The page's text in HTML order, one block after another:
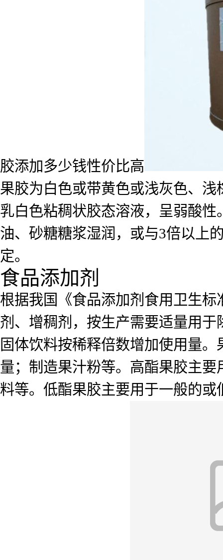
胶添加多少钱性价比高
果胶为白色或带黄色或浅灰色、
乳白色粘稠状胶态溶液，呈弱酸
油、砂糖糖浆湿润，或与3倍以上
定。
食品添加剂
根据我国《食品添加剂食用卫生标
剂、增稠剂，按生产需要适量用
固体饮料按稀释倍数增加使用量
量；制造果汁粉等。高酯果胶主
料等。低酯果胶主要用于一般的